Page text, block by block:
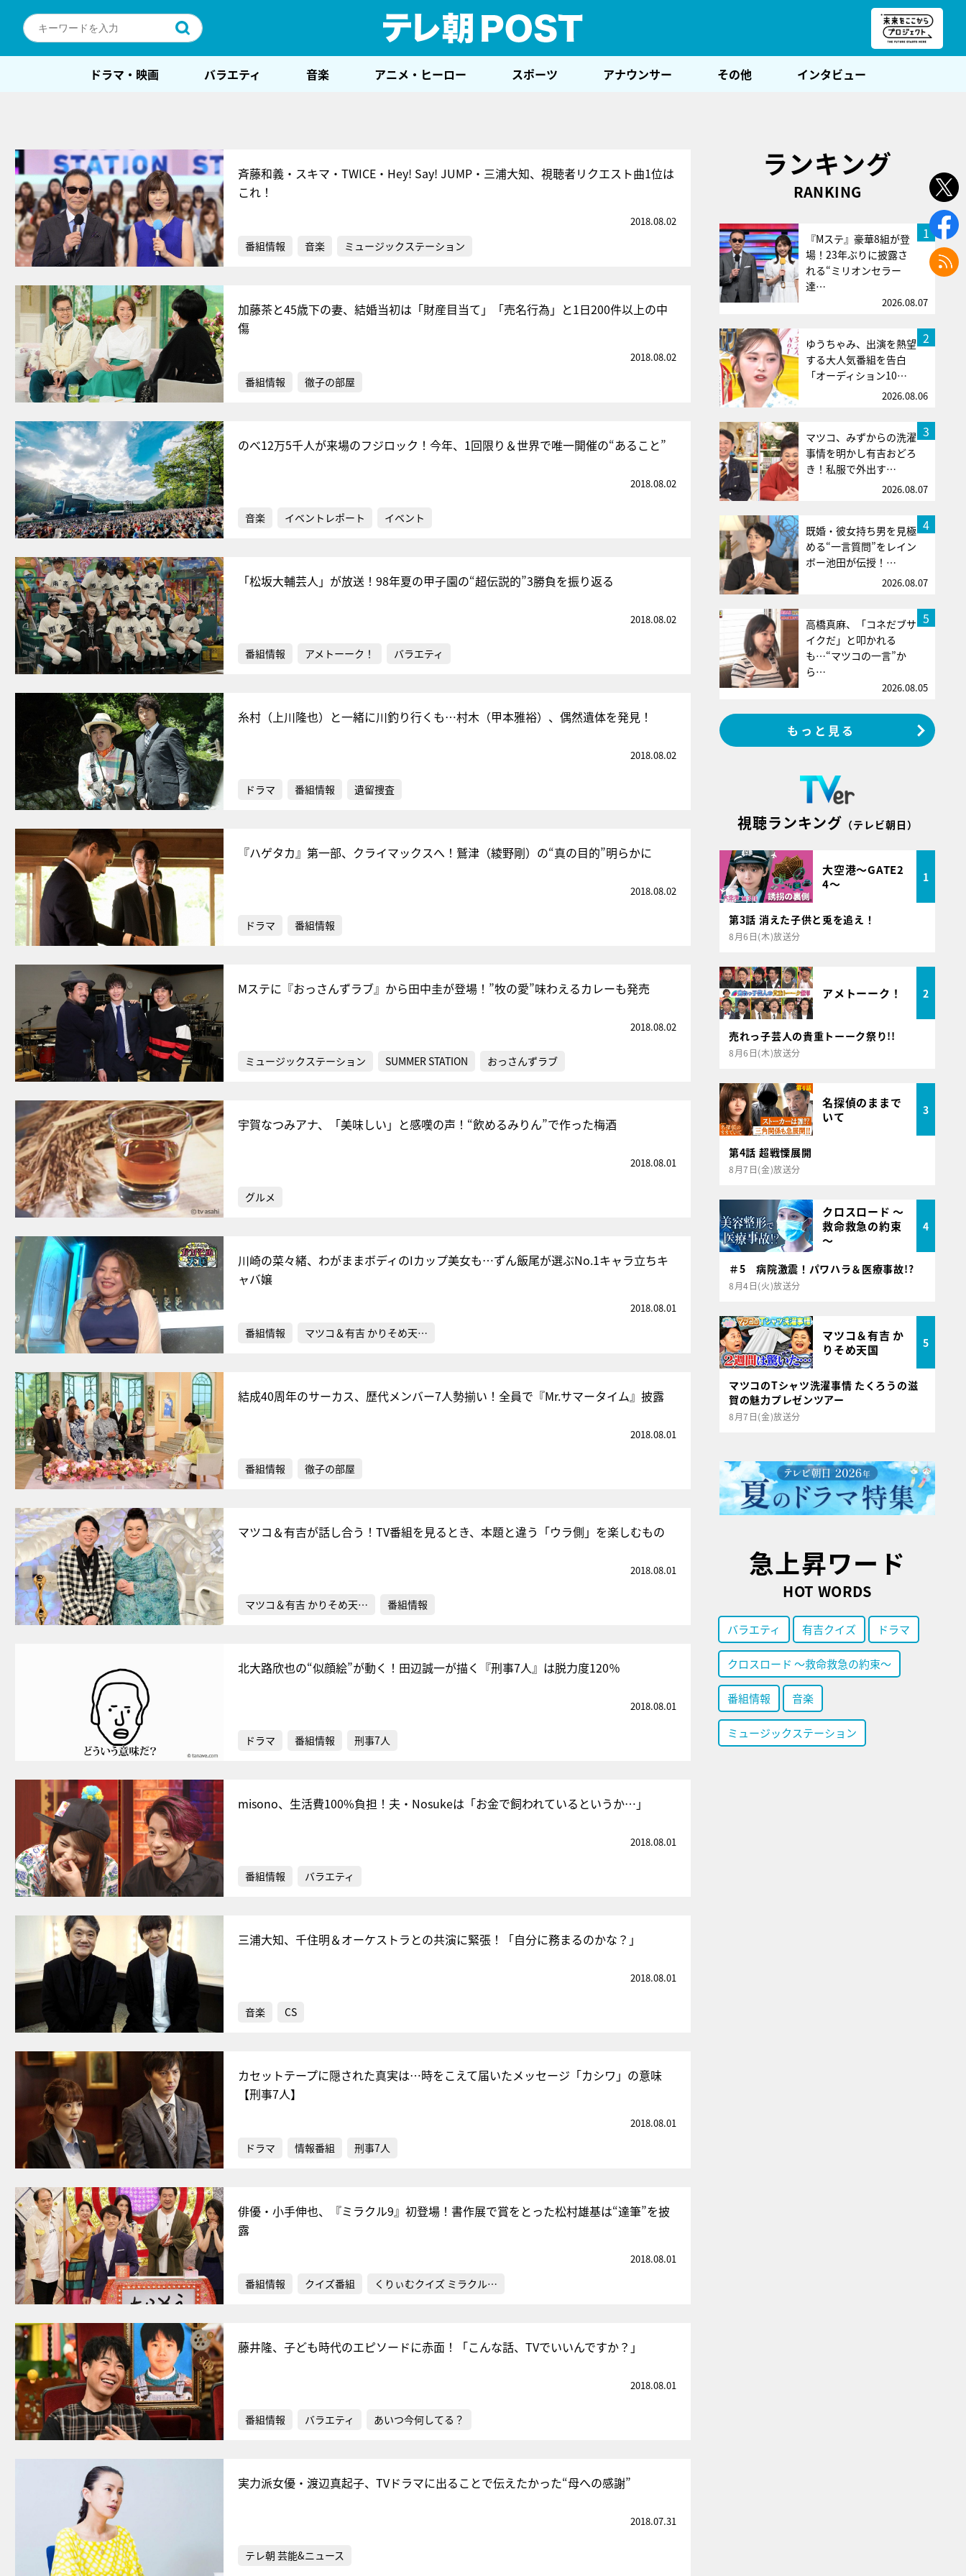
ドラマ・映画 バラエティ 音楽 アニメ・ヒーロー スポーツ アナウンサー その他 インタビュー
斉藤和義・スキマ・TWICE・Hey! Say! JUMP・三浦大知、視聴者リクエスト曲1位は
これ！
2018.08.02
番組情報 音楽 ミュージックステーション
加藤茶と45歳下の妻、結婚当初は「財産目当て」「売名行為」と1日200件以上の中
傷
2018.08.02
番組情報 徹子の部屋
のべ12万5千人が来場のフジロック！今年、1回限り＆世界で唯一開催の“あること”
2018.08.02
音楽 イベントレポート イベント
「松坂大輔芸人」が放送！98年夏の甲子園の“超伝説的”3勝負を振り返る
2018.08.02
番組情報 アメトーーク！ バラエティ
糸村（上川隆也）と一緒に川釣り行くも…村木（甲本雅裕）、偶然遺体を発見！
2018.08.02
ドラマ 番組情報 遺留捜査
『ハゲタカ』第一部、クライマックスへ！鷲津（綾野剛）の“真の目的”明らかに
2018.08.02
ドラマ 番組情報
Mステに『おっさんずラブ』から田中圭が登場！”牧の愛”味わえるカレーも発売
2018.08.02
ミュージックステーション SUMMER STATION おっさんずラブ
宇賀なつみアナ、「美味しい」と感嘆の声！“飲めるみりん”で作った梅酒
2018.08.01
グルメ
川崎の菜々緒、わがままボディのIカップ美女も…ずん飯尾が選ぶNo.1キャラ立ちキ
ャバ嬢
2018.08.01
番組情報 マツコ＆有吉 かりそめ天…
結成40周年のサーカス、歴代メンバー7人勢揃い！全員で『Mr.サマータイム』披露
2018.08.01
番組情報 徹子の部屋
マツコ＆有吉が話し合う！TV番組を見るとき、本題と違う「ウラ側」を楽しむもの
2018.08.01
マツコ＆有吉 かりそめ天… 番組情報
北大路欣也の“似顔絵”が動く！田辺誠一が描く『刑事7人』は脱力度120％
2018.08.01
ドラマ 番組情報 刑事7人
misono、生活費100%負担！夫・Nosukeは「お金で飼われているというか…」
2018.08.01
番組情報 バラエティ
三浦大知、千住明＆オーケストラとの共演に緊張！「自分に務まるのかな？」
2018.08.01
音楽 CS
カセットテープに隠された真実は…時をこえて届いたメッセージ「カシワ」の意味
【刑事7人】
2018.08.01
ドラマ 情報番組 刑事7人
俳優・小手伸也、『ミラクル9』初登場！書作展で賞をとった松村雄基は“達筆”を披
露
2018.08.01
番組情報 クイズ番組 くりぃむクイズ ミラクル…
藤井隆、子ども時代のエピソードに赤面！「こんな話、TVでいいんですか？」
2018.08.01
番組情報 バラエティ あいつ今何してる？
実力派女優・渡辺真起子、TVドラマに出ることで伝えたかった“母への感謝”
2018.07.31
テレ朝 芸能&ニュース
ランキング
RANKING
1
『Mステ』豪華8組が登
場！23年ぶりに披露さ
れる“ミリオンセラー
達…
2026.08.07
2
ゆうちゃみ、出演を熱望
する大人気番組を告白
「オーディション10…
2026.08.06
3
マツコ、みずからの洗濯
事情を明かし有吉おどろ
き！私服で外出す…
2026.08.07
4
既婚・彼女持ち男を見極
める“一言質問”をレイン
ボー池田が伝授！…
2026.08.07
5
高橋真麻、「コネだブサ
イクだ」と叩かれる
も…“マツコの一言”か
ら…
2026.08.05
もっと見る
視聴ランキング （テレビ朝日）
大空港～GATE2
4～
1
第3話 消えた子供と兎を追え！
8月6日(木)放送分
アメトーーク！ 2
売れっ子芸人の貴重トーーク祭り!!
8月6日(木)放送分
名探偵のままで
いて
3
第4話 超戦慄展開
8月7日(金)放送分
クロスロード ～
救命救急の約束
～
4
＃5 病院激震！パワハラ＆医療事故!?
8月4日(火)放送分
マツコ＆有吉 か
りそめ天国
5
マツコのTシャツ洗濯事情 たくろうの滋
賀の魅力プレゼンツアー
8月7日(金)放送分
急上昇ワード
HOT WORDS
バラエティ 有吉クイズ ドラマ
クロスロード ～救命救急の約束～
番組情報 音楽
ミュージックステーション